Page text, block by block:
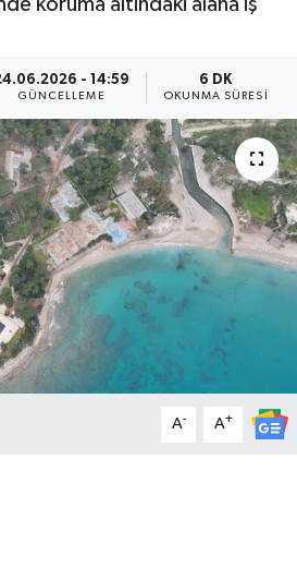
koruma altındaki alana iş
- 14:59
GÜNCELLEME
6 DK
OKUNMA SÜRESI
A- A+